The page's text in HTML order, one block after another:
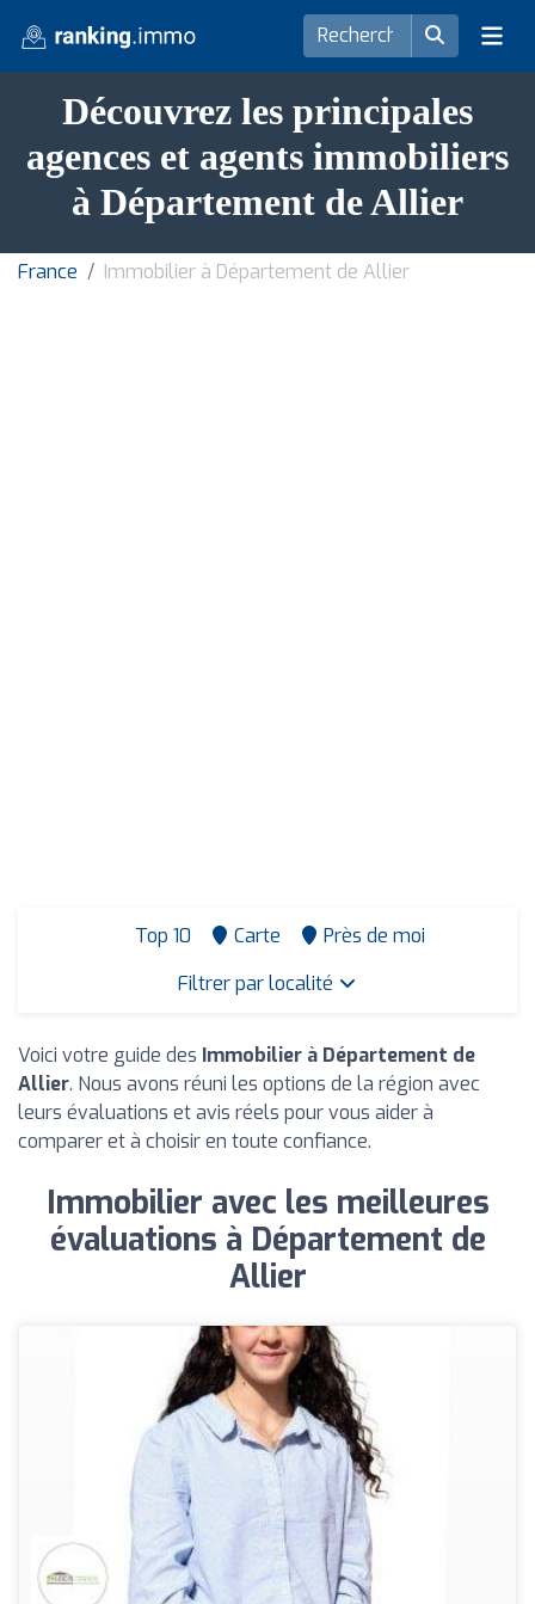
Découvrez les principales
agences et agents immobiliers
à Département de Allier
France Immobilier à Département de Allier
Top 10 Carte
Près de moi
Filtrer par localité
Voici votre guide des Immobilier à Département de
Allier. Nous avons réuni les options de la région avec
leurs évaluations et avis réels pour vous aider à
comparer et à choisir en toute confiance.
Immobilier avec les meilleures
évaluations à Département de
Allier